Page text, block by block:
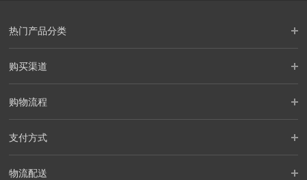
热门产品分类
购买渠道
购物流程
支付方式
物流配送